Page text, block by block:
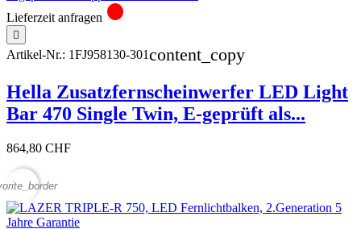
Lieferzeit anfragen circle

Artikel-Nr.: 1FJ958130-301content_copy
Hella Zusatzfernscheinwerfer LED Light
Bar 470 Single Twin, E-geprüft als...
864,80 CHF